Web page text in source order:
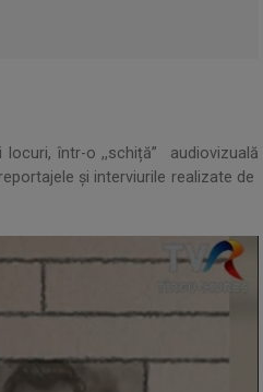
locuri, într-o ,,schiță” audiovizuală
și interviurile realizate de